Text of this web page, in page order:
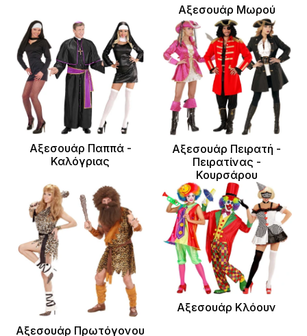
Αξεσουάρ Μωρού
Αξεσουάρ Παππά -
Καλόγριας
Αξεσουάρ Πειρατή -
Πειρατίνας -
Κουρσάρου
Αξεσουάρ Πρωτόγονου
Αξεσουάρ Κλόουν